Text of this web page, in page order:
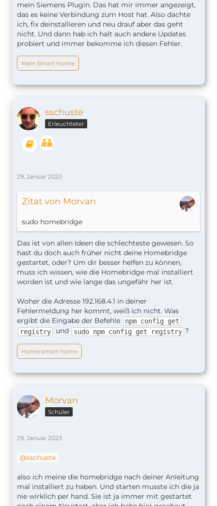
mein Siemens Plugin. Das hat mir immer angezeigt,
das es keine Verbindung zum Host hat. Also dachte
ich, fix deinstallieren und neu drauf aber das geht
nicht. Und dann hab ich halt auch andere Updates
probiert und immer bekomme ich diesen Fehler.
Mein Smart Home
sschuste
Erleuchteter
29. Januar 2023
Zitat von Morvan
sudo homebridge
Das ist von allen Ideen die schlechteste gewesen. So
hast du doch auch früher nicht deine Homebridge
gestartet, oder? Um dir besser helfen zu können,
muss ich wissen, wie die Homebridge mal installiert
worden ist und wie lange das ungefähr her ist.
Woher die Adresse 192.168.4.1 in deiner
Fehlermeldung her kommt, weiß ich nicht. Was
ergibt die Eingabe der Befehle
npm config get
registry
und sudo npm config get registry ?
Home smart home
Morvan
Schüler
29. Januar 2023
sschuste
also ich meine die homebridge nach deiner Anleitung
mal installiert zu haben. Und starten musste ich die ja
nie wirklich per hand. Sie ist ja immer mit gestartet